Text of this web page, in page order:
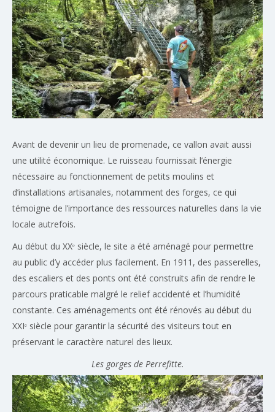
Avant de devenir un lieu de promenade, ce vallon avait aussi
une utilité économique. Le ruisseau fournissait l’énergie
nécessaire au fonctionnement de petits moulins et
d’installations artisanales, notamment des forges, ce qui
témoigne de l’importance des ressources naturelles dans la vie
locale autrefois.
Au début du XXᵉ siècle, le site a été aménagé pour permettre
au public d’y accéder plus facilement. En 1911, des passerelles,
des escaliers et des ponts ont été construits afin de rendre le
parcours praticable malgré le relief accidenté et l’humidité
constante. Ces aménagements ont été rénovés au début du
XXIᵉ siècle pour garantir la sécurité des visiteurs tout en
préservant le caractère naturel des lieux.
Les gorges de Perrefitte.